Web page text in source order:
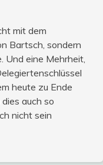
mit dem
Bartsch, sondern
Und eine Mehrheit,
heute zu Ende
auch so
nicht sein